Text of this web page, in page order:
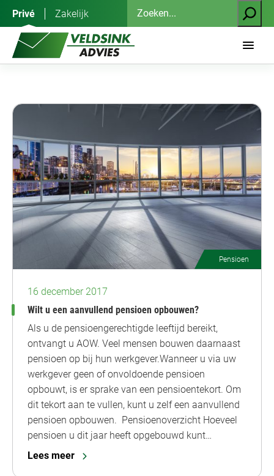
inhoud
Privé Zakelijk
Zoeken
Pensioen
16 december 2017
Wilt u een aanvullend pensioen opbouwen?
Als u de pensioengerechtigde leeftijd bereikt,
ontvangt u AOW. Veel mensen bouwen daarnaast
pensioen op bij hun werkgever.Wanneer u via uw
werkgever geen of onvoldoende pensioen
opbouwt, is er sprake van een pensioentekort. Om
dit tekort aan te vullen, kunt u zelf een aanvullend
pensioen opbouwen. Pensioenoverzicht Hoeveel
pensioen u dit jaar heeft opgebouwd kunt…
Lees meer